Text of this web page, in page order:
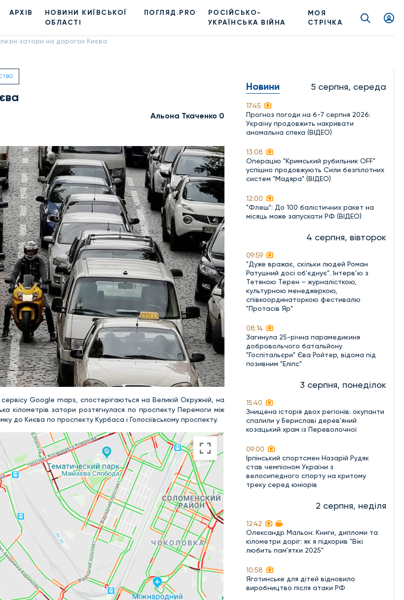
АРХІВ
НОВИНИ КИЇВСЬКОЇ
ОБЛАСТІ
ПОГЛЯД.PRO
РОСІЙСЬКО-
УКРАЇНСЬКА ВІЙНА
МОЯ
СТРІЧКА
затори на дорогах Києва
Альона Ткаченко 0
Google maps, спостерігаються на Великій Окружній, на
кілометрів затори розтягнулася по проспекту Перемоги між
до Києва по проспекту Курбаса і Голосіївському проспекту.
Новини 5 серпня, середа
17:45
Прогноз погоди на 6-7 серпня 2026:
Україну продовжить накривати
аномальна спека (ВІДЕО)
13:08
Операцію "Кримський рубильник OFF"
успішно продовжують Сили безпілотних
систем "Мадяра" (ВІДЕО)
12:00
"Флеш": До 100 балістичних ракет на
місяць може запускати РФ (ВІДЕО)
4 серпня, вівторок
09:59
"Дуже вражає, скільки людей Роман
Ратушний досі об'єднує". Інтерв’ю з
Тетяною Терен – журналісткою,
культурною менеджеркою,
співкоординаторкою фестивалю
"Протасів Яр"
08:14
Загинула 25-річна парамедикиня
добровольчого батальйону
"Госпітальєри" Єва Ройтер, відома під
позивним "Еліпс"
3 серпня, понеділок
15:40
Знищена історія двох регіонів: окупанти
спалили у Бериславі дерев'яний
козацький храм із Переволочної
09:00
Ірпінський спортсмен Назарій Рудяк
став чемпіоном України з
велосипедного спорту на критому
треку серед юніорів
2 серпня, неділя
12:42
Олександр Мальон: Книги, дипломи та
кілометри доріг: як я підкорив "Вікі
любить пам'ятки 2025"
10:58
Яготинське для дітей відновило
виробництво після атаки РФ